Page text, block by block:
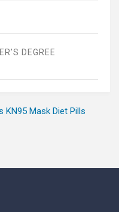
DEGREE
KN95 Mask Diet Pills